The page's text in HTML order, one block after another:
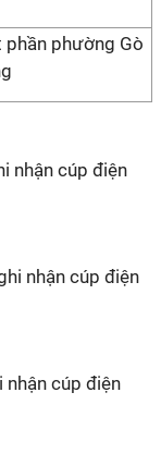
phần phường Gò
nhận cúp điện
nhận cúp điện
nhận cúp điện